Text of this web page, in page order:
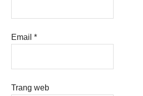
Email*
Trang web